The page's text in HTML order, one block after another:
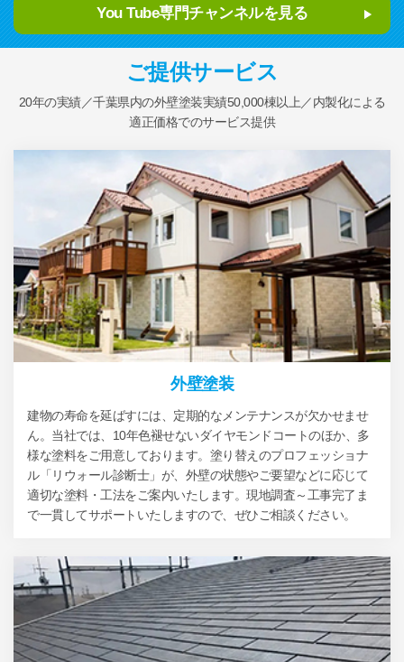
You Tube専門チャンネルを見る
ご提供サービス
20年の実績／千葉県内の外壁塗装実績50,000棟以上／内製化による
適正価格でのサービス提供
外壁塗装
建物の寿命を延ばすには、定期的なメンテナンスが欠かせませ
ん。当社では、10年色褪せないダイヤモンドコートのほか、多
様な塗料をご用意しております。塗り替えのプロフェッショナ
ル「リウォール診断士」が、外壁の状態やご要望などに応じて
適切な塗料・工法をご案内いたします。現地調査～工事完了ま
で一貫してサポートいたしますので、ぜひご相談ください。